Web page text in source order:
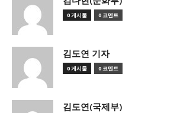
0 게시물 0 코멘트
김도연 기자
0 게시물 0 코멘트
김도연(국제부)